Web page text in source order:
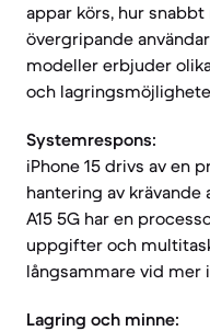
appar körs, hur
övergripande
modeller erbjuder
och
Systemrespons:
iPhone 15 drivs av en
hantering av
A15 5G har en
uppgifter och
långsammare vid mer
Lagring och minne: